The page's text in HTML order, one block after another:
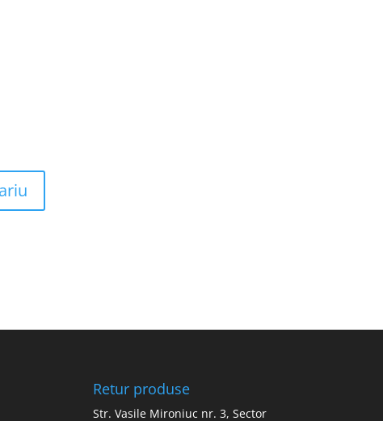
Retur produse
Str. Vasile Mironiuc nr. 3, Sector